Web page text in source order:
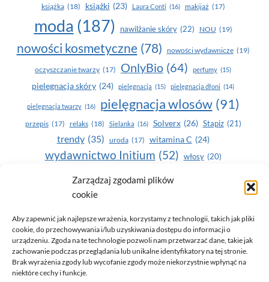
Zarządzaj zgodami plików
cookie
Aby zapewnić jak najlepsze wrażenia, korzystamy z technologii, takich jak pliki
cookie, do przechowywania i/lub uzyskiwania dostępu do informacji o
urządzeniu. Zgoda na te technologie pozwoli nam przetwarzać dane, takie jak
zachowanie podczas przeglądania lub unikalne identyfikatory na tej stronie.
Brak wyrażenia zgody lub wycofanie zgody może niekorzystnie wpłynąć na
niektóre cechy i funkcje.
książka (18) książki (23) Laura Conti (16) makijaż (17)
moda (187) nawilżanie skóry (22) NOU (19)
nowości kosmetyczne (78) nowości wydawnicze (19)
oczyszczanie twarzy (17) OnlyBio (64) perfumy (15)
pielegnacja skóry (24) pielęgnacja (15) pielęgnacja dłoni (14)
pielęgnacja twarzy (16) pielęgnacja wlosów (91)
przepis (17) relaks (18) Sielanka (16) Solverx (26) Stapiz (21)
trendy (35) uroda (17) witamina C (24)
wydawnictwo Initium (52) włosy (20)
Yasumi(164) zdrowe zęby
zdrowie